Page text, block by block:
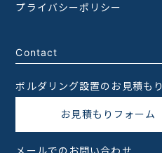
プライバシーポリシー
Contact
ボルダリング設置のお見積もり
お見積もりフォーム
メールでのお問い合わせ